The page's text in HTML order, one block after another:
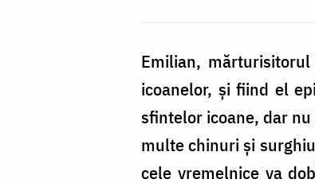
Emilian,
icoanelor, și fiind el
sfintelor icoane, dar
multe chinuri și
cele vremelnice va